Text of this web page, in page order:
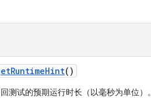
RuntimeHint()
测试的预期运行时长（以毫秒为单位）。